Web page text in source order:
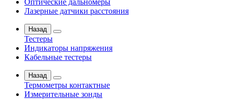
Оптические дальномеры
Лазерные датчики расстояния
Назад
Тестеры
Индикаторы напряжения
Кабельные тестеры
Назад
Термометры контактные
Измерительные зонды